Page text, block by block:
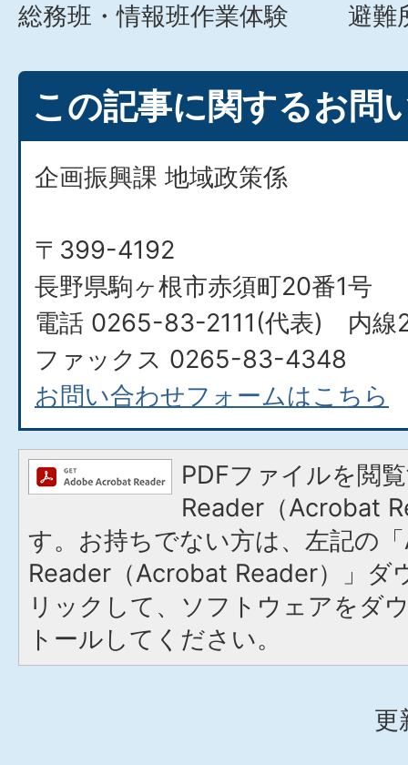
総務班・情報班作業体験 避難
この記事に関するお問
企画振興課 地域政策係
〒399-4192
長野県駒ヶ根市赤須町20番1号
電話 0265-83-2111(代表) 内線
ファックス 0265-83-4348
お問い合わせフォームはこちら
PDFファイルを閲
Reader（Acrobat
す。お持ちでない方は、左記の
Reader（Acrobat Reader）」ダ
リックして、ソフトウェアをダ
トールしてください。
更